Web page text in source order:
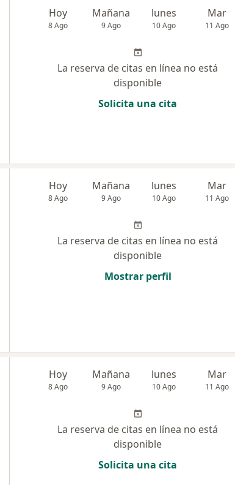
Hoy
8 Ago
Mañana
9 Ago
lunes
10 Ago
Mar
11 Ago
La reserva de citas en línea no está
disponible
Solicita una cita
Hoy
8 Ago
Mañana
9 Ago
lunes
10 Ago
Mar
11 Ago
La reserva de citas en línea no está
disponible
Mostrar perfil
Hoy
8 Ago
Mañana
9 Ago
lunes
10 Ago
Mar
11 Ago
La reserva de citas en línea no está
disponible
Solicita una cita